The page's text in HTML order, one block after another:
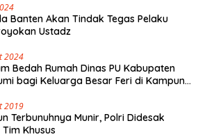
Banten Akan Tindak Tegas Pelaku
Ustadz
2024
Bedah Rumah Dinas PU Kabupaten
bagi Keluarga Besar Feri di Kampung
2019
Terbunuhnya Munir, Polri Didesak
Khusus